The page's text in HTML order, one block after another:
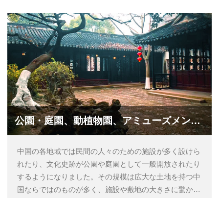
公園・庭園、動植物園、アミューズメントパーク
中国の各地域では民間の人々のための施設が多く設けら
れたり、文化史跡が公園や庭園として一般開放されたり
するようになりました。その規模は広大な土地を持つ中
国ならではのものが多く、施設や敷地の大きさに驚かさ